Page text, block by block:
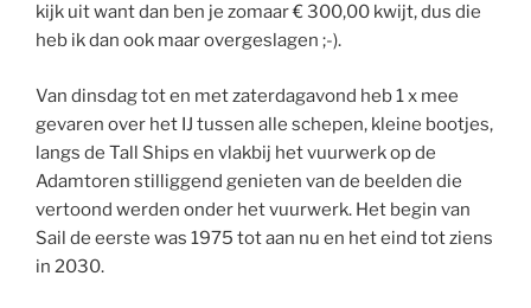
kijk uit want dan ben je zomaar € 300,00 kwijt, dus die
heb ik dan ook maar overgeslagen ;-).
Van dinsdag tot en met zaterdagavond heb 1 x mee
gevaren over het IJ tussen alle schepen, kleine bootjes,
langs de Tall Ships en vlakbij het vuurwerk op de
Adamtoren stilliggend genieten van de beelden die
vertoond werden onder het vuurwerk. Het begin van
Sail de eerste was 1975 tot aan nu en het eind tot ziens
in 2030.